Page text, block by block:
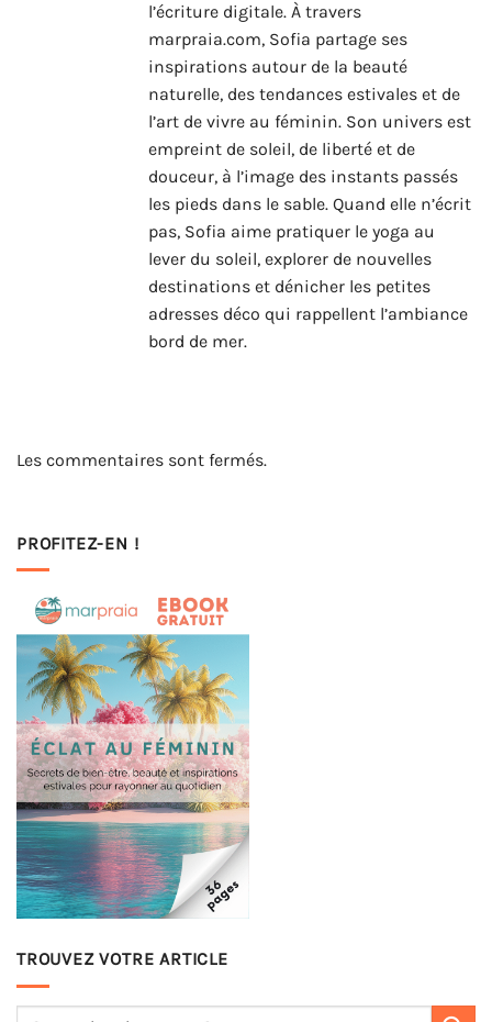
l’écriture digitale. À travers
marpraia.com, Sofia partage ses
inspirations autour de la beauté
naturelle, des tendances estivales et de
l’art de vivre au féminin. Son univers est
empreint de soleil, de liberté et de
douceur, à l’image des instants passés
les pieds dans le sable. Quand elle n’écrit
pas, Sofia aime pratiquer le yoga au
lever du soleil, explorer de nouvelles
destinations et dénicher les petites
adresses déco qui rappellent l’ambiance
bord de mer.
Les commentaires sont fermés.
PROFITEZ-EN !
TROUVEZ VOTRE ARTICLE